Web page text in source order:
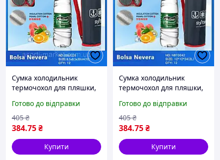
Сумка холодильник
термочохол для пляшки,
водостійка червоно-синя.
8,5х8,5х30 см. 1 л.
Готово до відправки
384.75₴
405 ₴
Купити
Сумка холодильник
термочохол для пляшки,
водостійка червоно-синя.
12х12х34 см. 2 л.
Готово до відправки
384.75₴
405 ₴
Купити